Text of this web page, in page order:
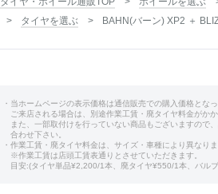
タイヤを選ぶ
BAHN(バーン) XP2 ＋
・当ホームページの表示価格は通信販売での購入価格となっ
ご来店される場合は、別途作業工賃・廃タイヤ料金がか
また、一部取付けを行っていない商品もございますので
合わせ下さい。
・作業工賃・廃タイヤ料金は、サイズ・車種により異なりま
※作業工賃は店頭工賃表通りとさせていただきます。
目安:(タイヤ単品¥2,200/1本、廃タイヤ¥550/1本、バル